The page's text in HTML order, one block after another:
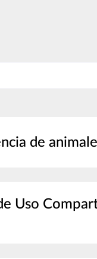
de
Uso